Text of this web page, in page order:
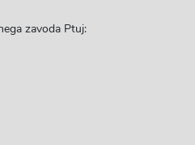
zavoda Ptuj: